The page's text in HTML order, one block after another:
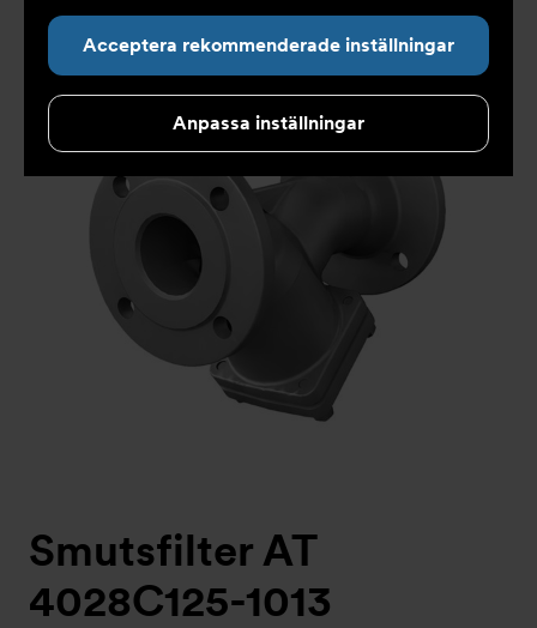
Acceptera rekommenderade inställningar
Anpassa inställningar
Smutsfilter AT
4028C125-1013